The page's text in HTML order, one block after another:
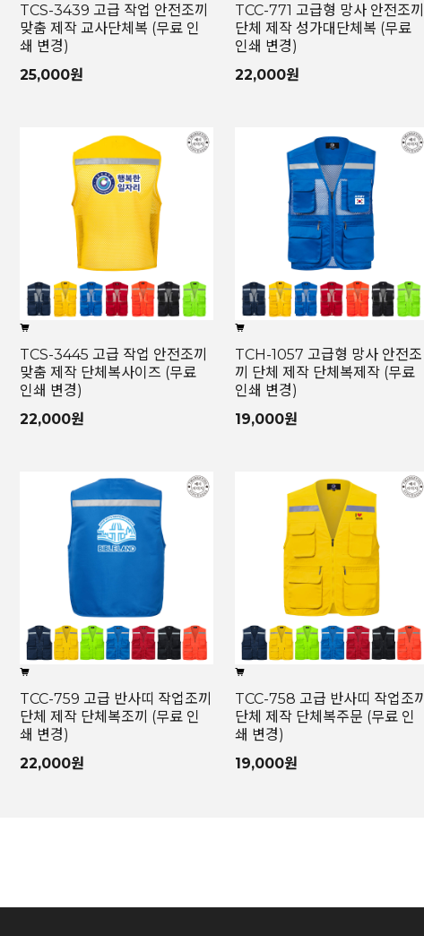
TCS-3439 고급 작업 안전조끼
맞춤 제작 교사단체복 (무료 인
쇄 변경)
25,000원
TCC-771 고급형 망사 안전조끼
단체 제작 성가대단체복 (무료
인쇄 변경)
22,000원
TCS-3445 고급 작업 안전조끼
맞춤 제작 단체복사이즈 (무료
인쇄 변경)
22,000원
TCH-1057 고급형 망사 안전조
끼 단체 제작 단체복제작 (무료
인쇄 변경)
19,000원
TCC-759 고급 반사띠 작업조끼
단체 제작 단체복조끼 (무료 인
쇄 변경)
22,000원
TCC-758 고급 반사띠 작업조끼
단체 제작 단체복주문 (무료 인
쇄 변경)
19,000원